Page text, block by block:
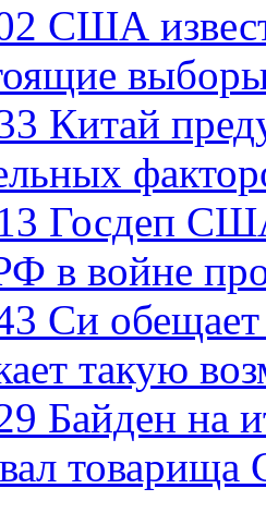
США
Китай
Госдеп
в войне
Си обещает
такую
Байден на
товарища